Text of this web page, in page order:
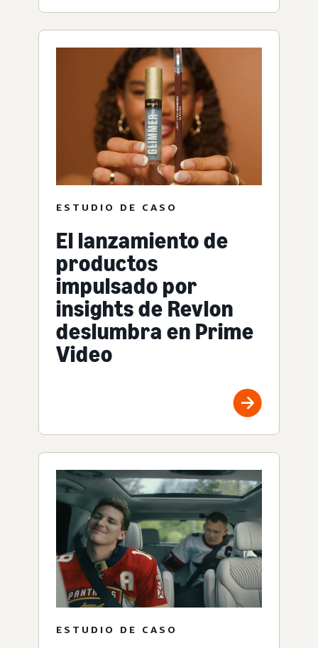
ESTUDIO DE CASO
El lanzamiento de
productos
impulsado por
insights de Revlon
deslumbra en Prime
Video
ESTUDIO DE CASO